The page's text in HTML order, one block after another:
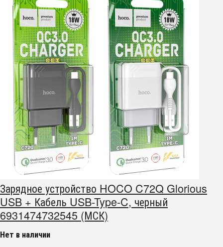
Зарядное устройство HOCO C72Q Glorious
USB + Кабель USB-Type-C, черный
6931474732545 (МСК)
Нет в наличии